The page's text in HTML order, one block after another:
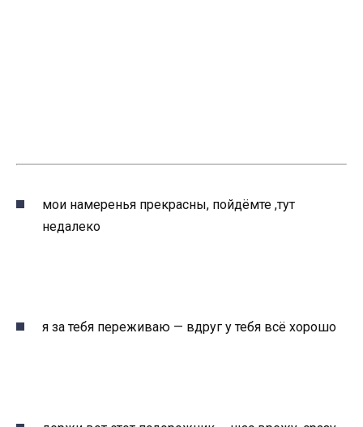
мои намеренья прекрасны, пойдёмте ,тут
недалеко
я за тебя переживаю — вдруг у тебя всё хорошо